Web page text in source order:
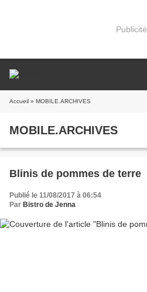
Publicité
Accueil » MOBILE.ARCHIVES
MOBILE.ARCHIVES
Blinis de pommes de terre
Publié le 11/08/2017 à 06:54
Par Bistro de Jenna